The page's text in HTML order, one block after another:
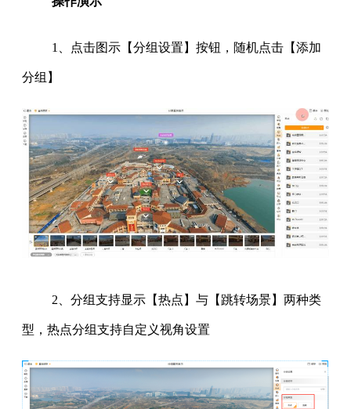
1、点击图示【分组设置】按钮，随机点击【添加
分组】
2、分组支持显示【热点】与【跳转场景】两种类
型，热点分组支持自定义视角设置